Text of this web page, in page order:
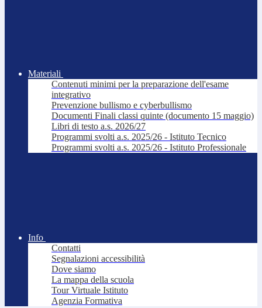
Materiali
Contenuti minimi per la preparazione dell'esame
integrativo
Prevenzione bullismo e cyberbullismo
Documenti Finali classi quinte (documento 15 maggio)
Libri di testo a.s. 2026/27
Programmi svolti a.s. 2025/26 - Istituto Tecnico
Programmi svolti a.s. 2025/26 - Istituto Professionale
Info
Contatti
Segnalazioni accessibilità
Dove siamo
La mappa della scuola
Tour Virtuale Istituto
Agenzia Formativa